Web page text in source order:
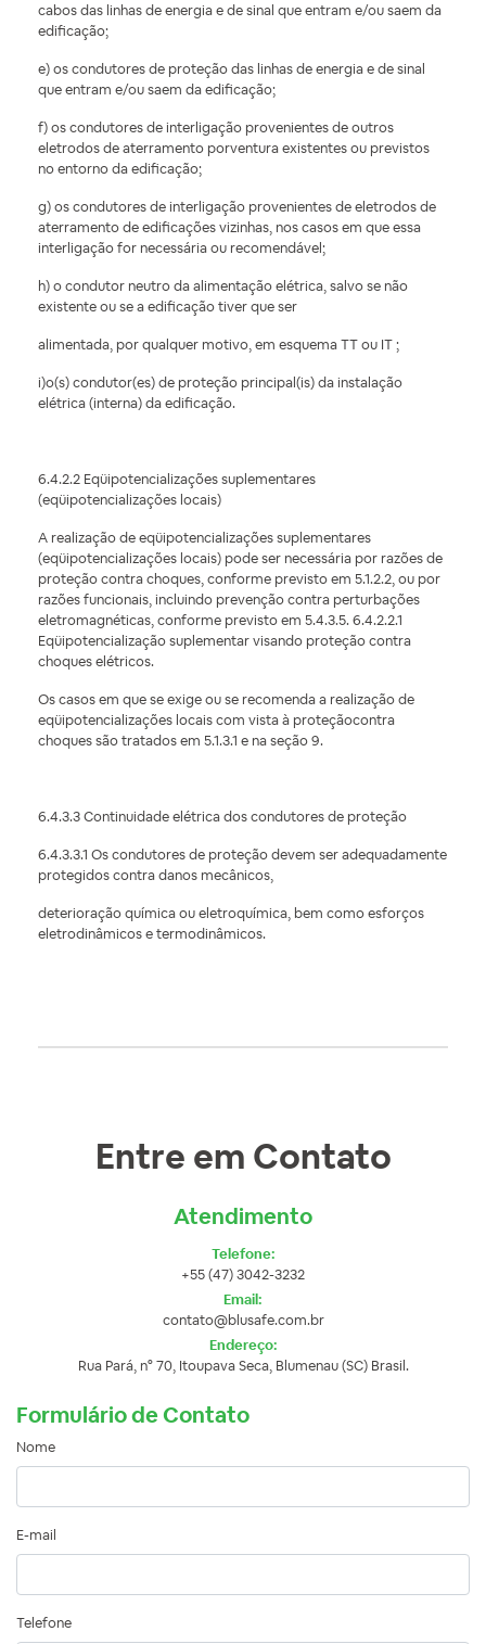
cabos das linhas de energia e de sinal que entram e/ou saem da
edificação;
e) os condutores de proteção das linhas de energia e de sinal
que entram e/ou saem da edificação;
f) os condutores de interligação provenientes de outros
eletrodos de aterramento porventura existentes ou previstos
no entorno da edificação;
g) os condutores de interligação provenientes de eletrodos de
aterramento de edificações vizinhas, nos casos em que essa
interligação for necessária ou recomendável;
h) o condutor neutro da alimentação elétrica, salvo se não
existente ou se a edificação tiver que ser
alimentada, por qualquer motivo, em esquema TT ou IT ;
i)o(s) condutor(es) de proteção principal(is) da instalação
elétrica (interna) da edificação.
6.4.2.2 Eqüipotencializações suplementares
(eqüipotencializações locais)
A realização de eqüipotencializações suplementares
(eqüipotencializações locais) pode ser necessária por razões de
proteção contra choques, conforme previsto em 5.1.2.2, ou por
razões funcionais, incluindo prevenção contra perturbações
eletromagnéticas, conforme previsto em 5.4.3.5. 6.4.2.2.1
Eqüipotencialização suplementar visando proteção contra
choques elétricos.
Os casos em que se exige ou se recomenda a realização de
eqüipotencializações locais com vista à proteçãocontra
choques são tratados em 5.1.3.1 e na seção 9.
6.4.3.3 Continuidade elétrica dos condutores de proteção
6.4.3.3.1 Os condutores de proteção devem ser adequadamente
protegidos contra danos mecânicos,
deterioração química ou eletroquímica, bem como esforços
eletrodinâmicos e termodinâmicos.
Entre em Contato
Atendimento
Telefone:
+55 (47) 3042-3232
Email:
contato@blusafe.com.br
Endereço:
Rua Pará, n° 70, Itoupava Seca, Blumenau (SC) Brasil.
Formulário de Contato
Nome
E-mail
Telefone